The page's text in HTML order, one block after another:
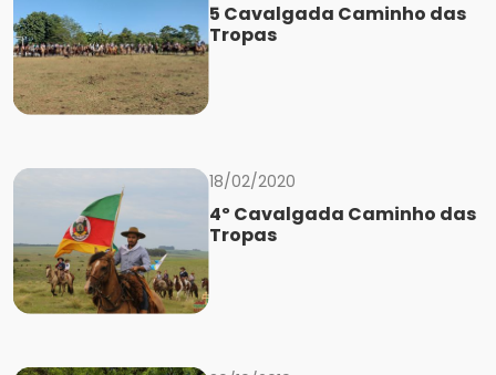
5 Cavalgada Caminho das
Tropas
18/02/2020
4º Cavalgada Caminho das
Tropas